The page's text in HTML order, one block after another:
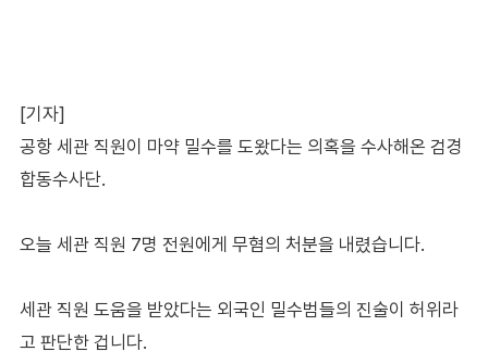
[기자]
공항 세관 직원이 마약 밀수를 도왔다는 의혹을 수사해온 검경
합동수사단.
오늘 세관 직원 7명 전원에게 무혐의 처분을 내렸습니다.
세관 직원 도움을 받았다는 외국인 밀수범들의 진술이 허위라
고 판단한 겁니다.